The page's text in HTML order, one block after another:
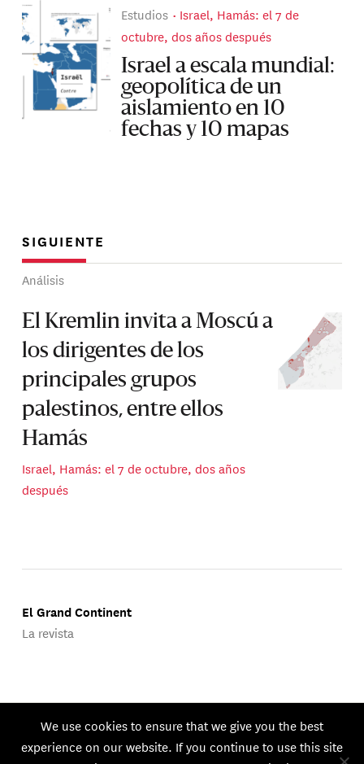
Estudios
Israel, Hamás: el 7 de
octubre, dos años después
Israel a escala mundial:
geopolítica de un
aislamiento en 10
fechas y 10 mapas
SIGUIENTE
Análisis
El Kremlin invita a Moscú a
los dirigentes de los
principales grupos
palestinos, entre ellos
Hamás
Israel, Hamás: el 7 de octubre, dos años
después
El Grand Continent
La revista
© 2026 GEG. Todos los derechos reservados.
We use cookies to ensure that we give you the best
experience on our website. If you continue to use this site